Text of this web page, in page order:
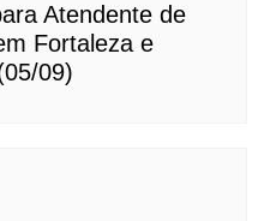
Atendente de
Fortaleza e
09)